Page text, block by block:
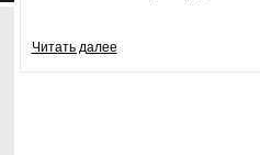
кпопаданиям
Читать далее